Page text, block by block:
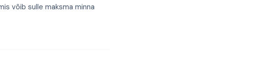
võib sulle maksma minna